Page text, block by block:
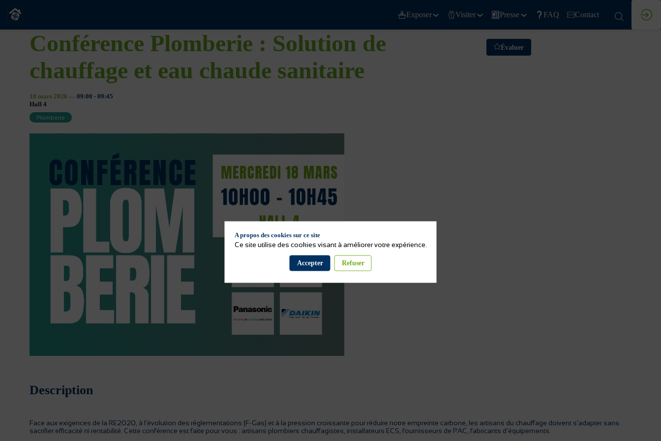
Exposer Visiter Presse FAQ Contact
Évaluer
Conférence Plomberie : Solution de
chauffage et eau chaude sanitaire
18 mars 2026 — 09:00 - 09:45
Hall 4
Plomberie
Description
Face aux exigences de la RE2020, à l’évolution des réglementations (F-Gas) et à la pression croissante pour réduire notre empreinte carbone, les artisans du chauffage doivent s’adapter sans
sacrifier efficacité ni rentabilité. Cette conférence est faite pour vous : artisans plombiers chauffagistes, installateurs ECS, fournisseurs de PAC, fabricants d’équipements.
A propos des cookies sur ce site
Ce site utilise des cookies visant à améliorer votre expérience.
Accepter Refuser